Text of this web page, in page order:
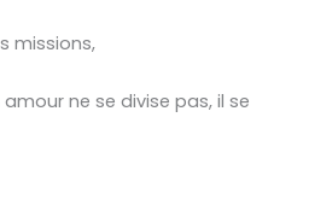
missions,
ne se divise pas, il se